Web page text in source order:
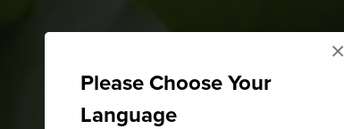
Please Choose Your
Language
×